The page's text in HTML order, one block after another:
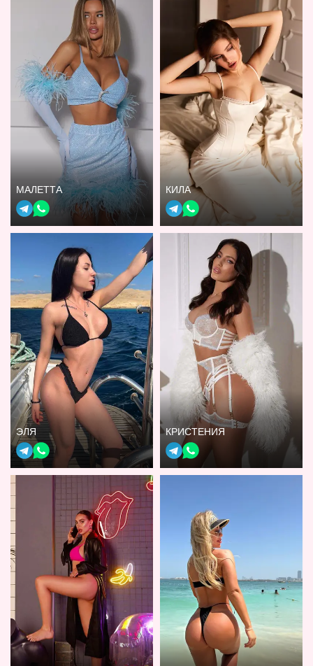
МАЛЕТТА КИЛА
ЭЛЯ КРИСТЕНИЯ